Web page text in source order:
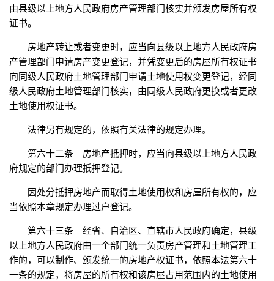
由县级以上地方人民政府房产管理部门核实并颁发房屋所有权
证书。
房地产转让或者变更时，应当向县级以上地方人民政府房
产管理部门申请房产变更登记，并凭变更后的房屋所有权证书
向同级人民政府土地管理部门申请土地使用权变更登记，经同
级人民政府土地管理部门核实，由同级人民政府更换或者更改
土地使用权证书。
法律另有规定的，依照有关法律的规定办理。
第六十二条 房地产抵押时，应当向县级以上地方人民政
府规定的部门办理抵押登记。
因处分抵押房地产而取得土地使用权和房屋所有权的，应
当依照本章规定办理过户登记。
第六十三条 经省、自治区、直辖市人民政府确定，县级
以上地方人民政府由一个部门统一负责房产管理和土地管理工
作的，可以制作、颁发统一的房地产权证书，依照本法第六十
一条的规定，将房屋的所有权和该房屋占用范围内的土地使用